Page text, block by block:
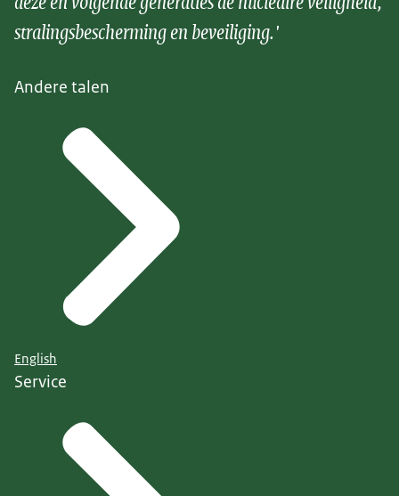
stralingsbescherming en beveiliging.'
Andere talen
English
Service